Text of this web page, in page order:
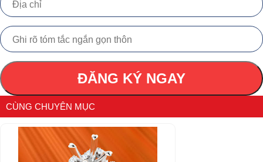
ĐĂNG KÝ NGAY
CÙNG CHUYÊN MỤC